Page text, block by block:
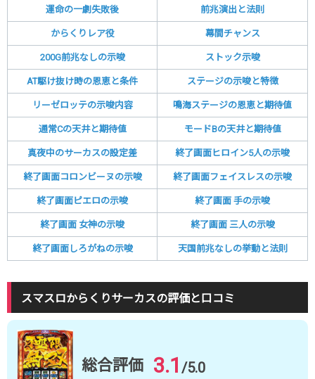
運命の一劇失敗後 前兆演出と法則
からくりレア役 幕間チャンス
200G前兆なしの示唆 ストック示唆
AT駆け抜け時の恩恵と条件 ステージの示唆と特徴
リーゼロッテの示唆内容 鳴海ステージの恩恵と期待値
通常Cの天井と期待値 モードBの天井と期待値
真夜中のサーカスの設定差 終了画面ヒロイン5人の示唆
終了画面コロンビーヌの示唆 終了画面フェイスレスの示唆
終了画面ピエロの示唆 終了画面 手の示唆
終了画面 女神の示唆 終了画面 三人の示唆
終了画面しろがねの示唆 天国前兆なしの挙動と法則
スマスロからくりサーカスの評価と口コミ
総合評価 3.1 /5.0